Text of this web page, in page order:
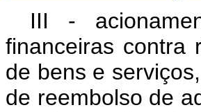
III -
financeiras contra
de bens e
de reembolso de